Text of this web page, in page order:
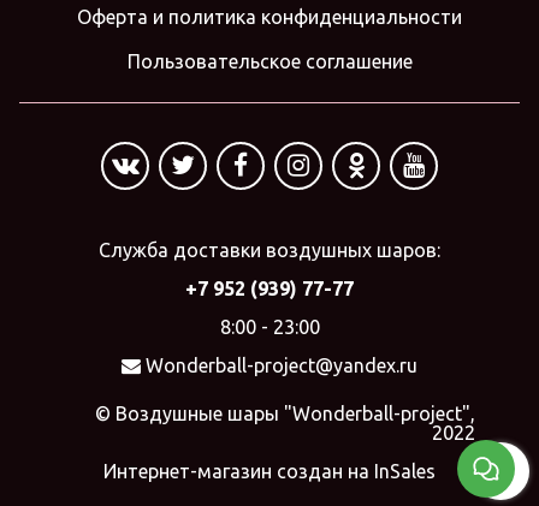
Оферта и политика конфиденциальности
Пользовательское соглашение
Служба доставки воздушных шаров:
+7 952 (939) 77-77
8:00 - 23:00
Wonderball-project@yandex.ru
© Воздушные шары "Wonderball-project",
2022
Интернет-магазин создан на InSales